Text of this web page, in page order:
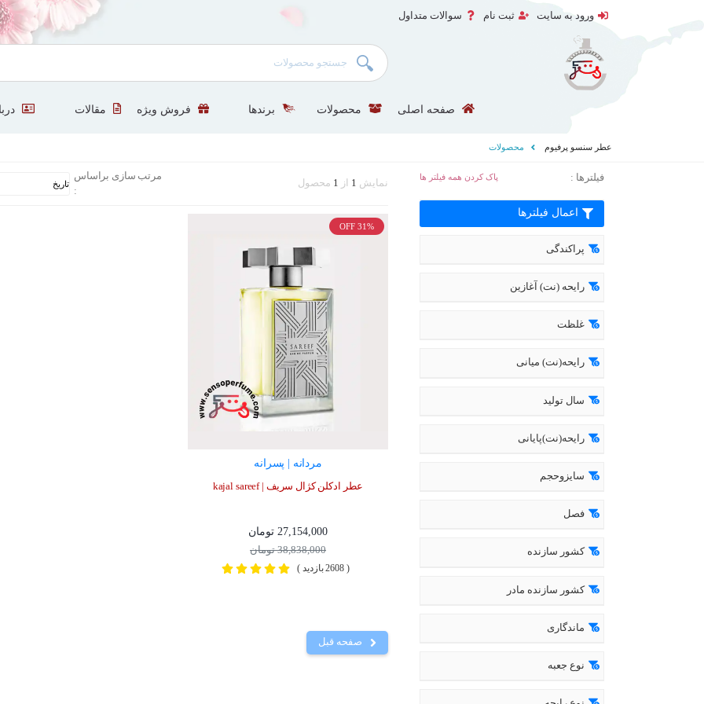
ورود به سایت ثبت نام سوالات متداول
صفحه اصلی محصولات برندها فروش ویژه مقالات
عطر سنسو پرفیوم محصولات
نمایش 1 از 1 محصول
مرتب سازی براساس
:
OFF 31%
مردانه | پسرانه
عطر ادکلن کژال سریف | kajal sareef
27,154,000 تومان
38,838,000 تومان
( 2608 بازدید )
صفحه قبل
فیلترها : پاک کردن همه فیلتر ها
اعمال فیلترها
پراکندگی
رایحه (نت) آغازین
غلظت
رایحه(نت) میانی
سال تولید
رایحه(نت)پایانی
سایزوحجم
فصل
کشور سازنده
کشور سازنده مادر
ماندگاری
نوع جعبه